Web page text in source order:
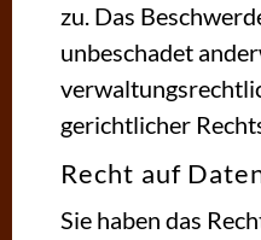
zu. Das
unbeschadet
gerichtlicher
Recht auf
Sie haben das